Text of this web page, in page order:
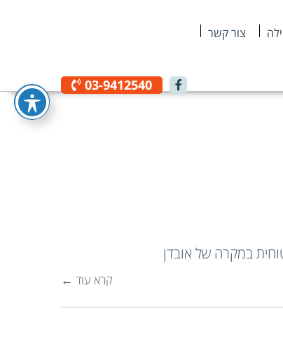
צור קשר
03-9412540
במקרה של אובדן
קרא עוד ←